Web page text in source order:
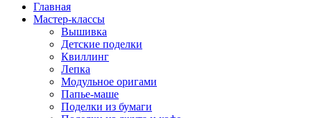
Главная
Мастер-классы
Вышивка
Детские поделки
Квиллинг
Лепка
Модульное оригами
Папье-маше
Поделки из бумаги